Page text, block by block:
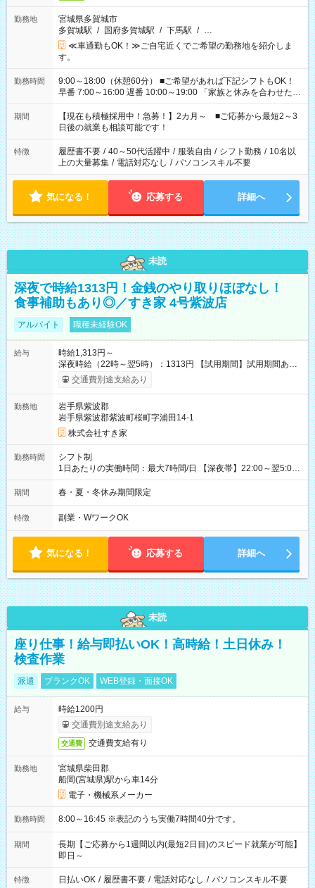
勤務地
宮城県多賀城市
多賀城駅 / 国府多賀城駅 / 下馬駅 / …
≪車通勤もOK！≫ご自宅近くでご希望の勤務地を紹介しま
す。
勤務時間
9:00～18:00（休憩60分） ■ご希望があれば下記シフトもOK！
早番 7:00～16:00 遅番 10:00～19:00 「家族と休みを合わせた
い」 「余裕を持って夕飯の準備がしたい」 「できれば残業はし
たくない」 など、ご希望を教えてくださいね。 ※Wワーク希望
の方へ 今ご覧のお仕事で希望する勤務時間と、もう1つのお仕事
の勤務時間。 合計で週40時間を超える場合は応募できません。
期間
【現在も積極採用中！急募！】2カ月～ ■ご応募から最短2～3
日後の就業も相談可能です！
特徴 履歴書不要 / 40～50代活躍中 / 服装自由 / シフト勤務 / 10名以
上の大量募集 / 電話対応なし / パソコンスキル不要
気になる！ 応募する 詳細へ
未読
深夜で時給1313円！金銭のやり取りほぼなし！
食事補助もあり◎／すき家 4号紫波店
アルバイト 職種未経験OK
給与
時給1,313円～
深夜時給（22時～翌5時）：1313円 【試用期間】試用期間あり
試用期間の長さ：1ヶ月 雇用形態、給与は本採用時と同じです。
試用期間の実態は30日（※条件変更なし）ですが、切り上げで
同時給）
交通費別途支給あり
勤務地
岩手県紫波郡
岩手県紫波郡紫波町桜町字浦田14-1
株式会社すき家
勤務時間
シフト制
1日あたりの実働時間：最大7時間/日 【深夜帯】22:00～翌5:00
週2日～・1日2h～OK◎ ※22:00から翌5:00までは18歳以上の方
のみ勤務可能です（18歳未満の深夜業務禁止のため） ★深夜で
す。 必ず、2名以上での勤務を行いますので、安心して働けま
す。
期間 春・夏・冬休み期間限定
特徴 副業・WワークOK
気になる！ 応募する 詳細へ
未読
座り仕事！給与即払いOK！高時給！土日休み！
検査作業
派遣 ブランクOK WEB登録・面接OK
給与
時給1200円
交通費別途支給あり
交通費 交通費支給有り
勤務地
宮城県柴田郡
船岡(宮城県)駅から車14分
電子・機械系メーカー
勤務時間 8:00～16:45 ※表記のうち実働7時間40分です。
期間
長期【ご応募から1週間以内(最短2日目)のスピード就業が可能】
即日～
特徴 日払いOK / 履歴書不要 / 電話対応なし / パソコンスキル不要